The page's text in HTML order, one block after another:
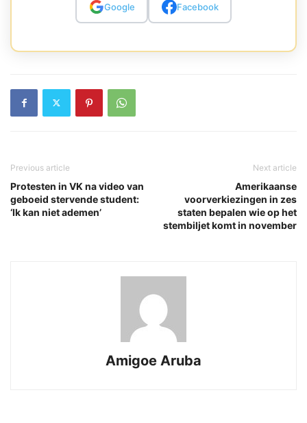
Google Facebook
Previous article
Protesten in VK na video van
geboeid stervende student:
‘Ik kan niet ademen’
Next article
Amerikaanse
voorverkiezingen in zes
staten bepalen wie op het
stembiljet komt in november
Amigoe Aruba